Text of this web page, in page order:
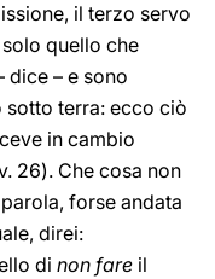
il terzo servo
quello che
dice – e sono
sotto terra: ecco ciò
in cambio
26). Che cosa non
forse andata
direi:
di non fare il